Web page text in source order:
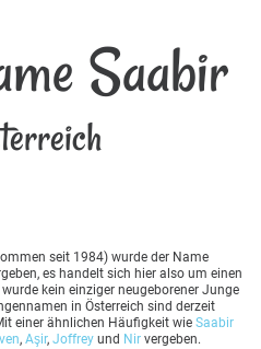
Saabir
seit 1984) wurde der Name
es handelt sich hier also um einen
kein einziger neugeborener Junge
in Österreich sind derzeit
einer ähnlichen Häufigkeit wie Saabir
, Aşir, Joffrey und Nir vergeben.